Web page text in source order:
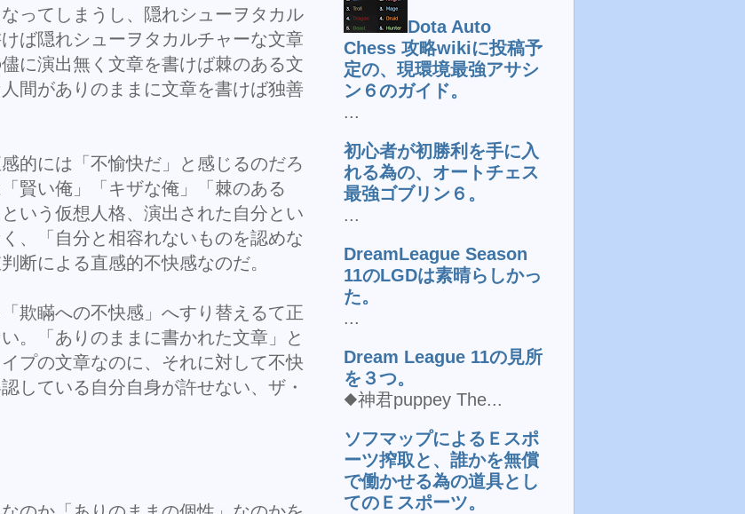
ってしまうし、隠れシューヲタカル
ば隠れシューヲタカルチャーな文章
に演出無く文章を書けば棘のある文
間がありのままに文章を書けば独善
的には「不愉快だ」と感じるのだろ
賢い俺」「キザな俺」「棘のある
いう仮想人格、演出された自分とい
、「自分と相容れないものを認めな
断による直感的不快感なのだ。
欺瞞への不快感」へすり替えるて正
。「ありのままに書かれた文章」と
プの文章なのに、それに対して不快
している自分自身が許せない、ザ・
Dota Auto
Chess 攻略wikiに投稿予
定の、現環境最強アサシ
ン６のガイド。
...
初心者が初勝利を手に入
れる為の、オートチェス
最強ゴブリン６。
...
DreamLeague Season
11のLGDは素晴らしかっ
た。
...
Dream League 11の見所
を３つ。
◆神君puppey The...
ソフマップによるＥスポ
ーツ搾取と、誰かを無償
で働かせる為の道具とし
てのＥスポーツ。